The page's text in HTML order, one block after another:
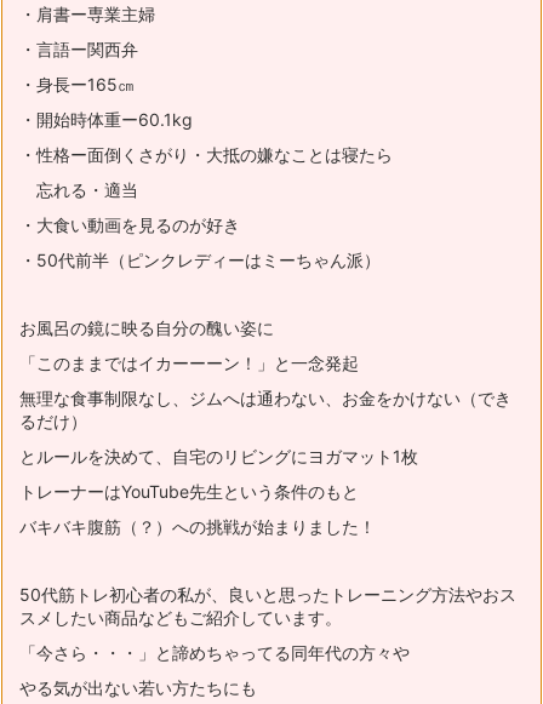
・肩書ー専業主婦
・言語ー関西弁
・身長ー165㎝
・開始時体重ー60.1kg
・性格ー面倒くさがり・大抵の嫌なことは寝たら
忘れる・適当
・大食い動画を見るのが好き
・50代前半（ピンクレディーはミーちゃん派）
お風呂の鏡に映る自分の醜い姿に
「このままではイカーーーン！」と一念発起
無理な食事制限なし、ジムへは通わない、お金をかけない（でき
るだけ）
とルールを決めて、自宅のリビングにヨガマット1枚
トレーナーはYouTube先生という条件のもと
バキバキ腹筋（？）への挑戦が始まりました！
50代筋トレ初心者の私が、良いと思ったトレーニング方法やおス
スメ したい商品などもご紹介しています。
「今さら・・・」と諦めちゃってる同年代の方々や
やる気が出ない若い方たちにも